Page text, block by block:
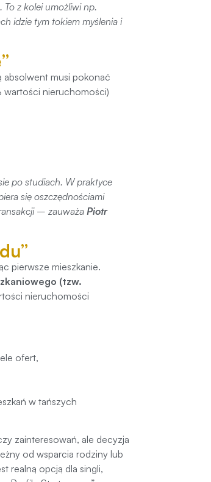
z kolei umożliwi np.
idzie tym tokiem myślenia i
absolwent musi pokonać
wartości nieruchomości)
po studiach. W praktyce
się oszczędnościami
– zauważaPiotr
pierwsze mieszkanie.
(tzw.
nieruchomości
ofert,
w tańszych
zainteresowań, ale decyzja
od wsparcia rodziny lub
realną opcją dla singli,